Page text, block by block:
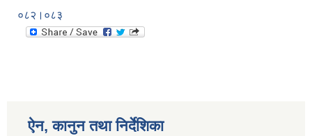
०८२।०८३
ऐन, कानुन तथा निर्देशिका